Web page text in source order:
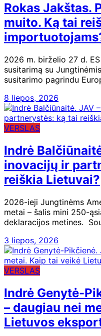
Rokas Jakštas.
muito. Ką tai
2026 m. birželio 27 d.
susitarimą su
susitarimo pagrindu
8 liepos, 2026
VERSLAS
Indrė
inovacijų ir
reiškia Lietuvai?
2026-ieji Jungtinėms
metai – šalis mini 250-
deklaracijos metines.
3 liepos, 2026
VERSLAS
Indrė Genytė-
– daugiau nei
Lietuvos